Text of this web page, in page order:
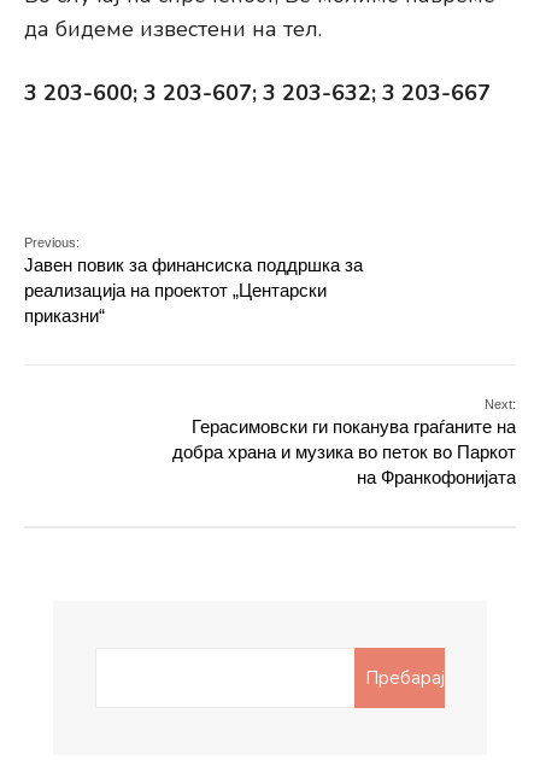
да бидеме известени на тел.
3 203-600; 3 203-607; 3 203-632; 3 203-667
Previous:
Јавен повик за финансиска поддршка за
реализација на проектот „Центарски
приказни“
Next:
Герасимовски ги поканува граѓаните на
добра храна и музика во петок во Паркот
на Франкофонијата
Пребарај